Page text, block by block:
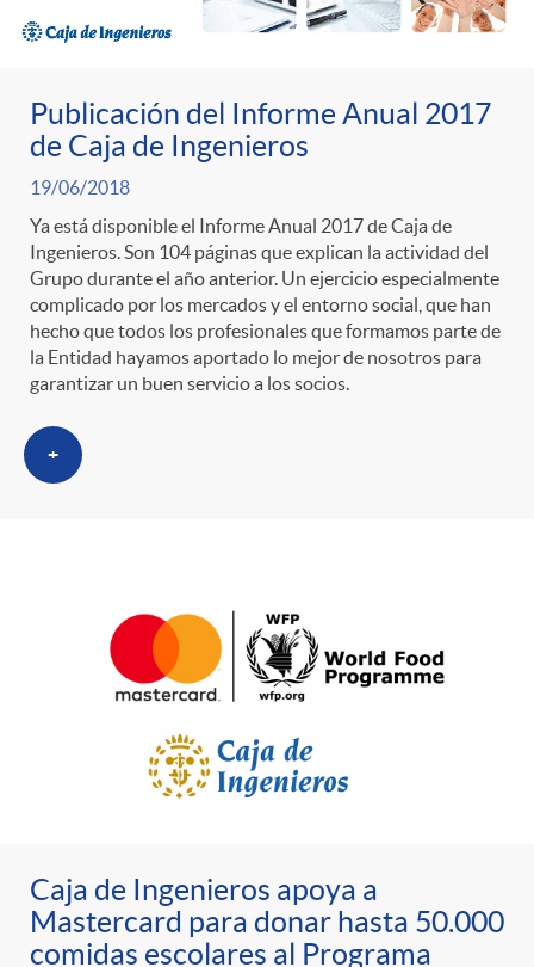
a
S
a
l
a
n
n
p
o
r
c
a
í
e
n
i
d
o
A
n
i
i
c
a
d
o
r
t
Publicación del Informe Anual 2017
de Caja de Ingenieros
19/06/2018
Ya está disponible el Informe Anual 2017 de Caja de
Ingenieros. Son 104 páginas que explican la actividad del
Grupo durante el año anterior. Un ejercicio especialmente
complicado por los mercados y el entorno social, que han
hecho que todos los profesionales que formamos parte de
la Entidad hayamos aportado lo mejor de nosotros para
garantizar un buen servicio a los socios.
+
Caja de Ingenieros apoya a
Mastercard para donar hasta 50.000
comidas escolares al Programa